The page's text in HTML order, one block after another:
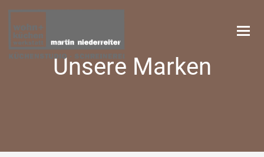
Unsere Marken